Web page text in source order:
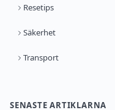
Resetips
Säkerhet
Transport
SENASTE ARTIKLARNA